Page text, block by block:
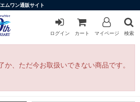
ムワン通販サイト
ログイン カート マイページ 検索
か、ただ今お取扱いできない商品です。